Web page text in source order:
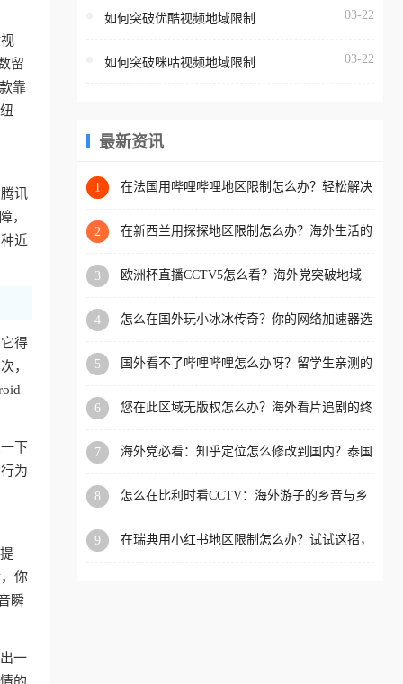
留
靠
讯
，
近
得
，
下
为
你
瞬
一
地区播放。 遇到这个问题的
区工作、留学、定居等，都
权限制所困扰。
门、台湾、美国、加拿大、
区时，网易云音乐也会像其
回国加速器，即可解决「海
版权限制」的问题，无论人
国、加拿大、澳大利亚、欧
学、定居等，都可以使用，
扰。
如何突破优酷视频地域限制 03-22
如何突破咪咕视频地域限制 03-22
最新资讯
1
在法国用哔哩哔哩地区限制怎么办？轻松解决
2
在新西兰用探探地区限制怎么办？海外生活的
3
欧洲杯直播CCTV5怎么看？海外党突破地域
4
怎么在国外玩小冰冰传奇？你的网络加速器选
5
国外看不了哔哩哔哩怎么办呀？留学生亲测的
6
您在此区域无版权怎么办？海外看片追剧的终
7
海外党必看：知乎定位怎么修改到国内？泰国
8
怎么在比利时看CCTV：海外游子的乡音与乡
9
在瑞典用小红书地区限制怎么办？试试这招，